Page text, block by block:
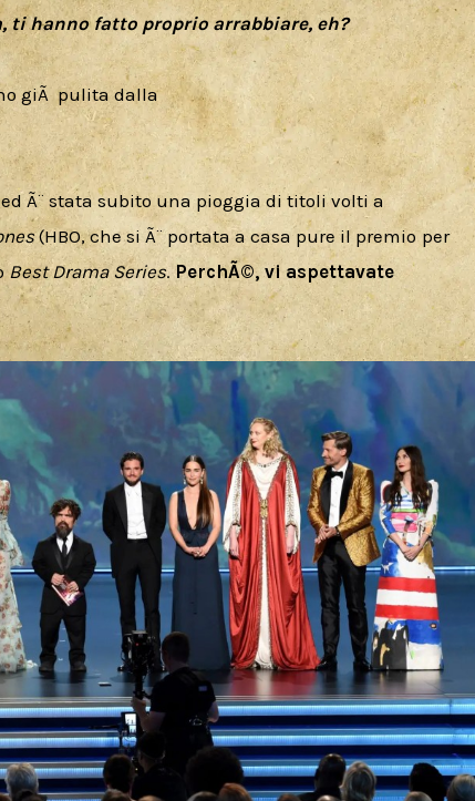
ti hanno fatto proprio arrabbiare, eh?
giÃ  pulita dalla
Ã¨ stata subito una pioggia di titoli volti a
(HBO, che si Ã¨ portata a casa pure il premio per
Best Drama Series. PerchÃ©, vi aspettavate